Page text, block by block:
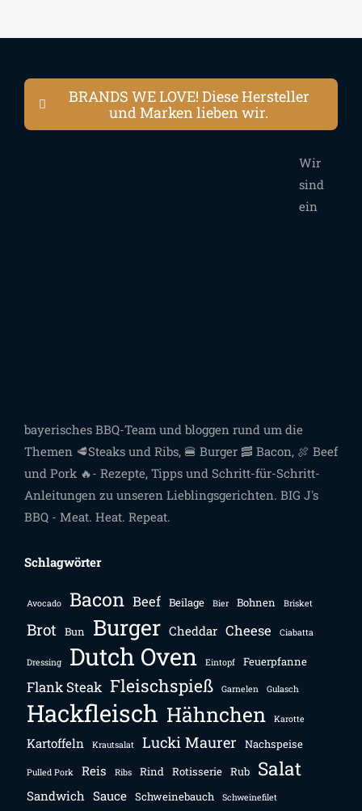
BRANDS WE LOVE! Diese Hersteller
und Marken lieben wir.
Wir
sind
ein
bayerisches BBQ-Team und bloggen rund um die
Themen 🥩Steaks und Ribs, 🍔 Burger 🥓 Bacon, 🍖 Beef
und Pork 🔥- Rezepte, Tipps und Schritt-für-Schritt-
Anleitungen zu unseren Lieblingsgerichten. BIG J's
BBQ - Meat. Heat. Repeat.
Schlagwörter
Avocado Bacon Beef Beilage Bier Bohnen Brisket
Brot Bun Burger Cheddar Cheese Ciabatta
Dressing Dutch Oven Eintopf Feuerpfanne
Flank Steak Fleischspieß Garnelen Gulasch
Hackfleisch Hähnchen Karotte
Kartoffeln Krautsalat Lucki Maurer Nachspeise
Pulled Pork Reis Ribs Rind Rotisserie Rub Salat
Sandwich Sauce Schweinebauch Schweinefilet